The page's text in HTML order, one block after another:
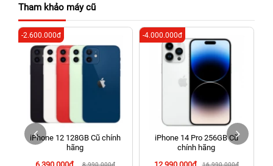
625 - 625A Âu Cơ, Tân Phú, Hồ Chí Minh (Quận Tân Phú cũ)
326 Lê Văn Việt, Tăng Nhơn Phú, Hồ Chí Minh (Q.9 TP. Thủ
Đức cũ)
256 Võ Văn Ngân, Thủ Đức, Hồ Chí Minh (Bình Thọ, TP. Thủ
70 Nguyễn An Ninh, Dĩ An, Hồ Chí Minh (Bình Dương Cũ)
24h Vũng Tàu: 162A Ba Cu, Vũng Tàu, Hồ Chí Minh (TP. Vũng
Tàu cũ)
198 Hoàng Văn Thụ, Tân Sơn Nhất, Hồ Chí Minh (Tân Bình
Tham khảo máy cũ
iPhone 12 128GB Cũ chính
hãng
8.990.000đ
-2.600.000đ
iPhone 14 Pro 256GB Cũ
chính hãng
16.990.000đ
-4.000.000đ